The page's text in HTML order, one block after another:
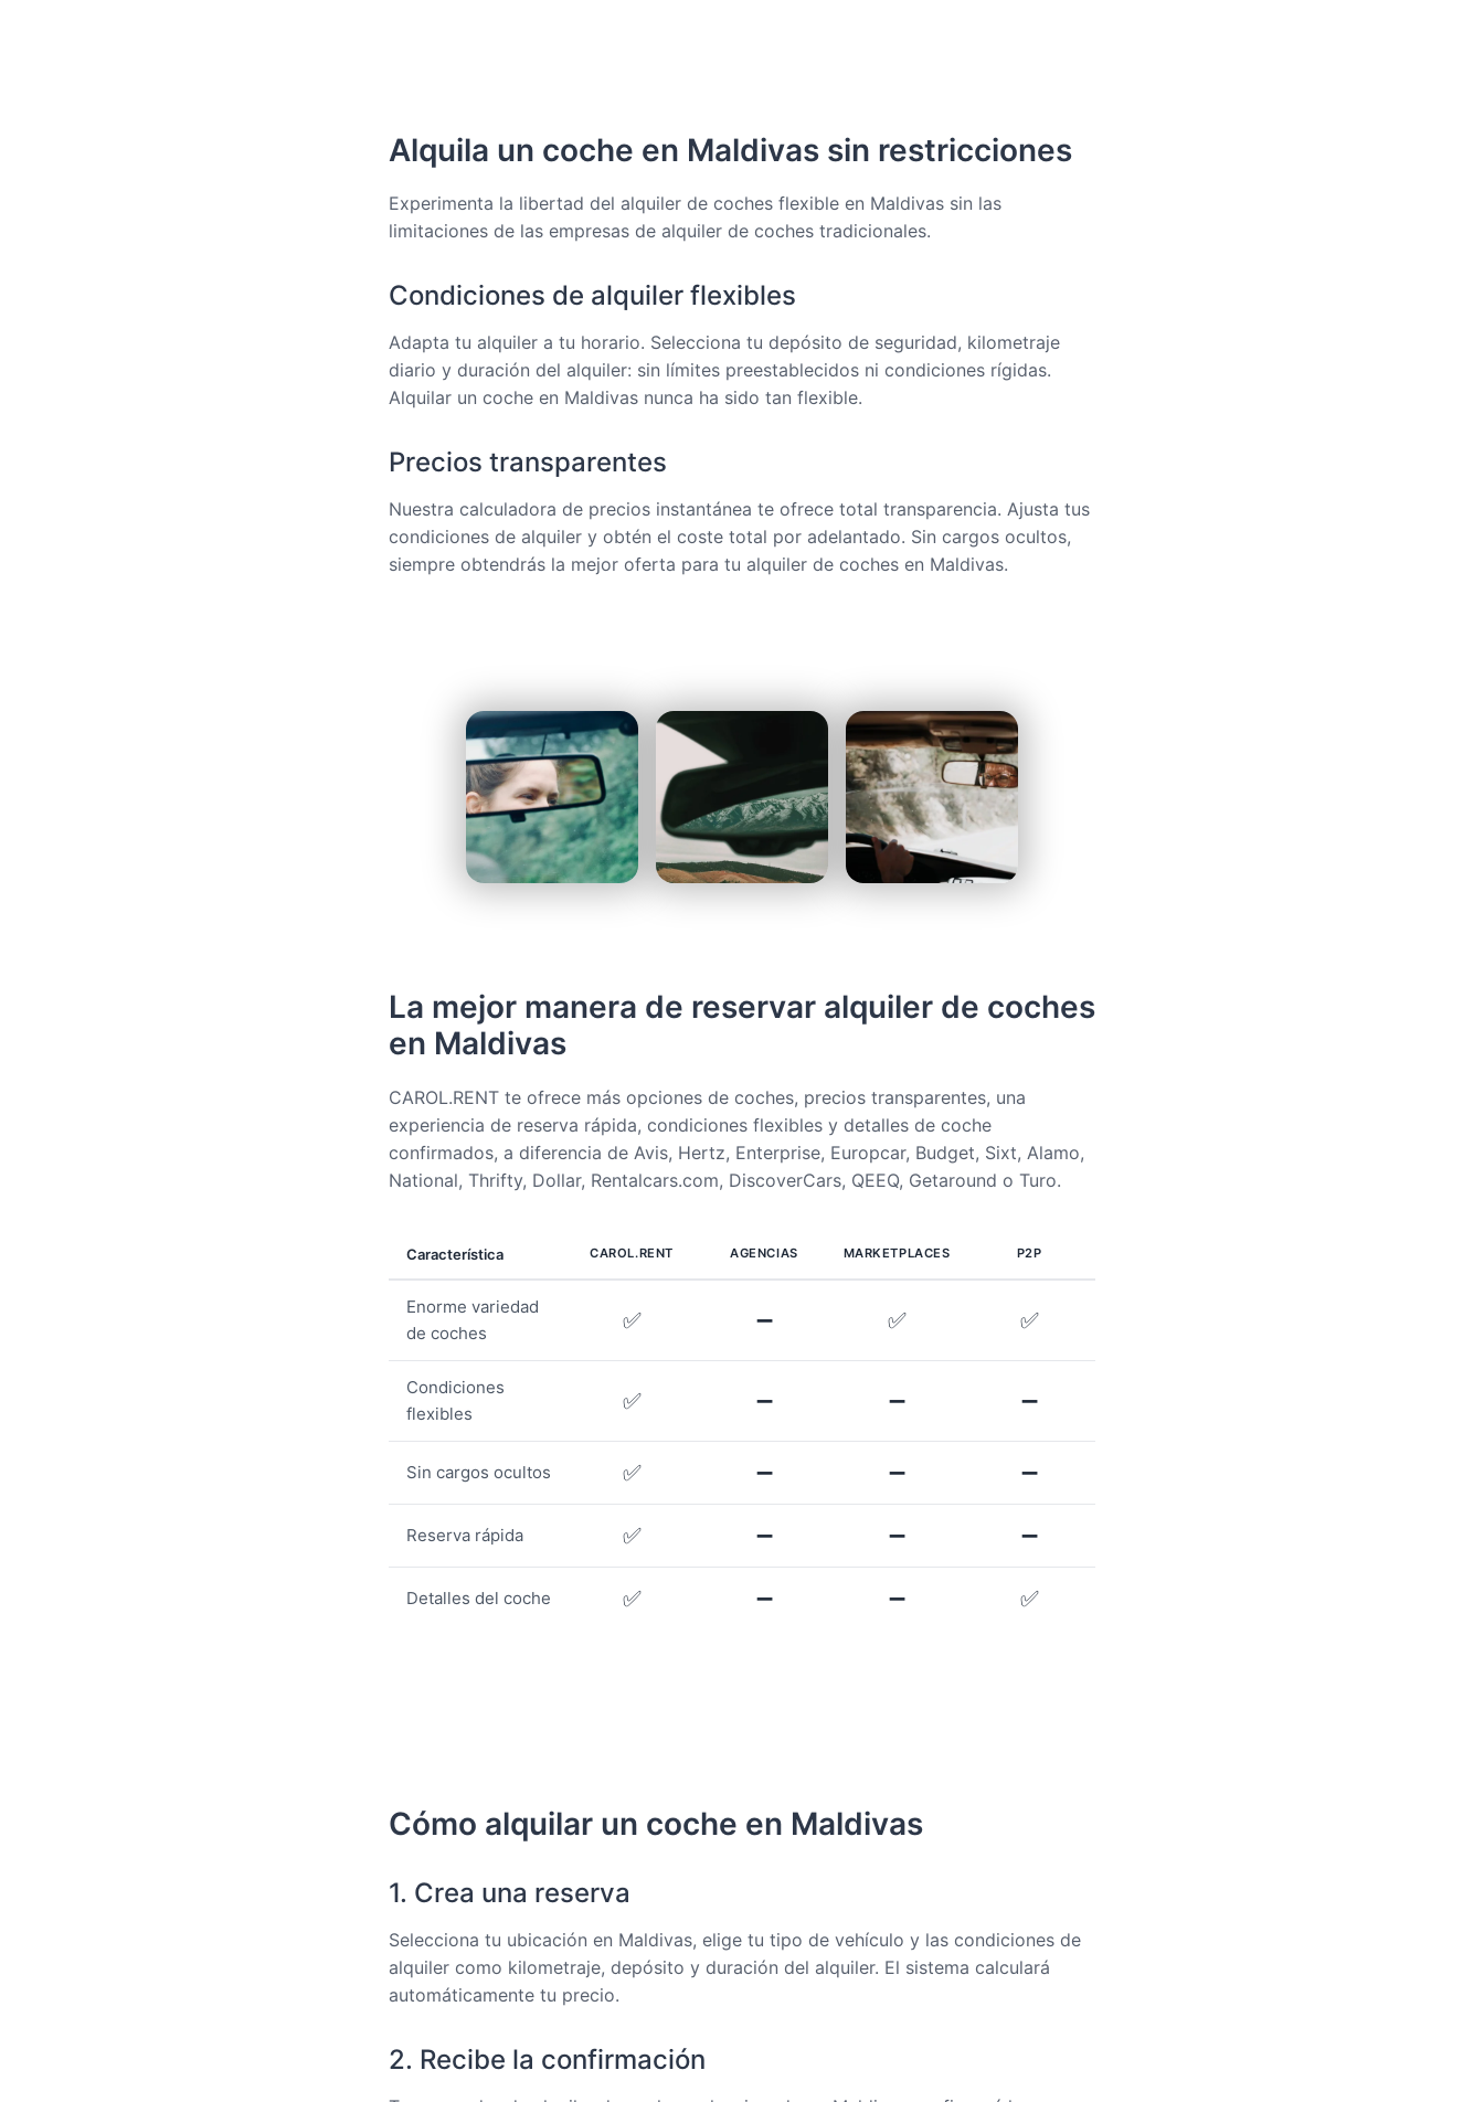
Alquila un coche en Maldivas sin restricciones
Experimenta la libertad del alquiler de coches flexible en Maldivas sin las
limitaciones de las empresas de alquiler de coches tradicionales.
Condiciones de alquiler flexibles
Adapta tu alquiler a tu horario. Selecciona tu depósito de seguridad, kilometraje
diario y duración del alquiler: sin límites preestablecidos ni condiciones rígidas.
Alquilar un coche en Maldivas nunca ha sido tan flexible.
Precios transparentes
Nuestra calculadora de precios instantánea te ofrece total transparencia. Ajusta tus
condiciones de alquiler y obtén el coste total por adelantado. Sin cargos ocultos,
siempre obtendrás la mejor oferta para tu alquiler de coches en Maldivas.
La mejor manera de reservar alquiler de coches
en Maldivas
CAROL.RENT te ofrece más opciones de coches, precios transparentes, una
experiencia de reserva rápida, condiciones flexibles y detalles de coche
confirmados, a diferencia de Avis, Hertz, Enterprise, Europcar, Budget, Sixt, Alamo,
National, Thrifty, Dollar, Rentalcars.com, DiscoverCars, QEEQ, Getaround o Turo.
Característica CAROL.RENT AGENCIAS MARKETPLACES P2P
Enorme variedad
de coches
✅ ➖ ✅ ✅
Condiciones
flexibles
✅ ➖ ➖ ➖
Sin cargos ocultos ✅ ➖ ➖ ➖
Reserva rápida ✅ ➖ ➖ ➖
Detalles del coche ✅ ➖ ➖ ✅
Cómo alquilar un coche en Maldivas
1. Crea una reserva
Selecciona tu ubicación en Maldivas, elige tu tipo de vehículo y las condiciones de
alquiler como kilometraje, depósito y duración del alquiler. El sistema calculará
automáticamente tu precio.
2. Recibe la confirmación